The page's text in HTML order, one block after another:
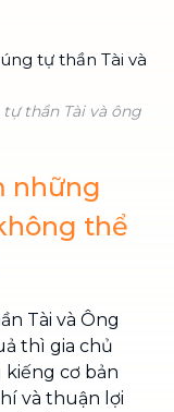
thần Tài và ông
những
thể
Tài và Ông
thì gia chủ
cơ bản
và thuận lợi